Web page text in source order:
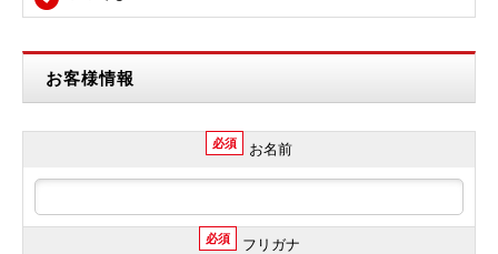
お客様情報
必須 お名前
必須 フリガナ